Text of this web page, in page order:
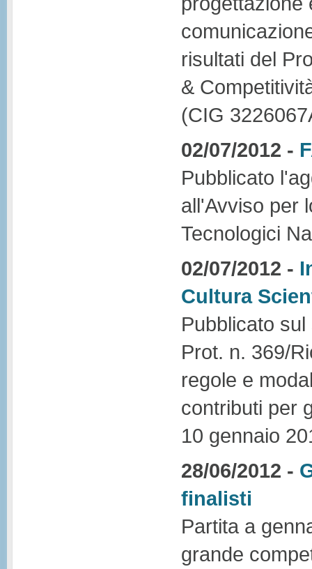
risultati del
&
(CIG
02/07/2012 -
Pubblicato
all'Avviso per
Tecnologici
02/07/2012 -
Cultura
Pubblicato
Prot. n. 369/
regole e
contributi per
10 gennaio
28/06/2012 -
finalisti
Partita a
grande